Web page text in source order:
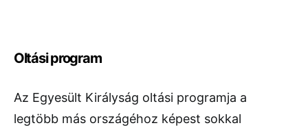
Oltási program
Az Egyesült Királyság oltási programja a
legtöbb más országéhoz képest sokkal